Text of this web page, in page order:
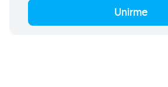
Unirme